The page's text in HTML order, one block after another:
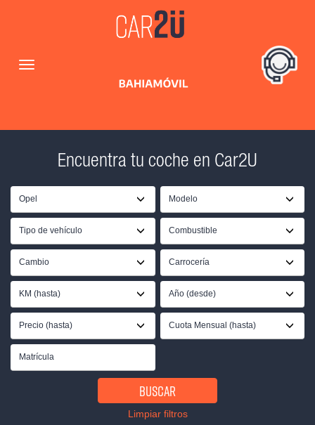
Encuentra tu coche en Car2U
Opel Modelo
Tipo de vehículo Combustible
Cambio Carrocería
KM (hasta) Año (desde)
Precio (hasta) Cuota Mensual (hasta)
Buscar
Limpiar filtros